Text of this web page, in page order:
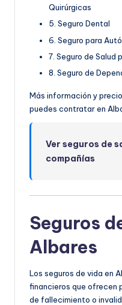
Quirúrgicas
5. Seguro Dental
6. Seguro para
7. Seguro de Salud
8. Seguro de
Más información y
puedes contratar en
Ver seguros de
compañías
Seguros
Albares
Los seguros de vida en
financieros que ofrecen
de fallecimiento o